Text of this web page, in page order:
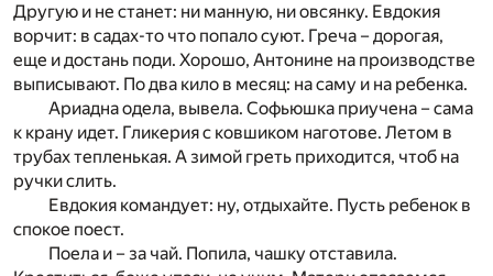
Другую и не станет: ни манную, ни овсянку. Евдокия
ворчит: в садах-то что попало суют. Греча – дорогая,
еще и достань поди. Хорошо, Антонине на производстве
выписывают. По два кило в месяц: на саму и на ребенка.
Ариадна одела, вывела. Софьюшка приучена – сама
к крану идет. Гликерия с ковшиком наготове. Летом в
трубах тепленькая. А зимой греть приходится, чтоб на
ручки слить.
Евдокия командует: ну, отдыхайте. Пусть ребенок в
спокое поест.
Поела и – за чай. Попила, чашку отставила.